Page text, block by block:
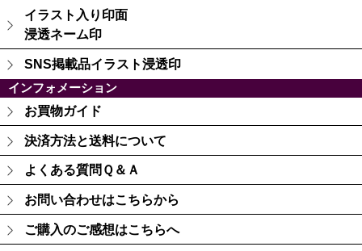
イラスト入り印面
浸透ネーム印
SNS掲載品イラスト浸透印
インフォメーション
お買物ガイド
決済方法と送料について
よくある質問Ｑ＆Ａ
お問い合わせはこちらから
ご購入のご感想はこちらへ